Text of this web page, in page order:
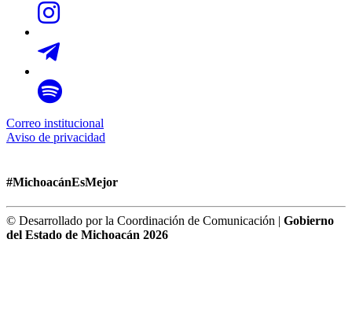
Correo institucional
Aviso de privacidad
#MichoacánEsMejor
© Desarrollado por la Coordinación de Comunicación | Gobierno
del Estado de Michoacán 2026